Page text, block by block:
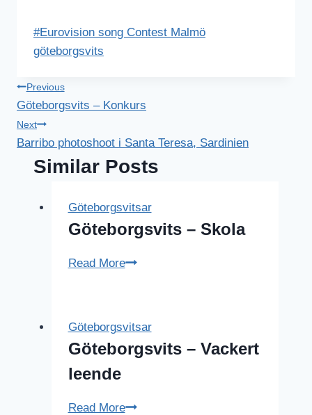
Post
Tags:
#Eurovision song Contest Malmö
göteborgsvits
Inläggsnavigering
Previous
Göteborgsvits – Konkurs
Next
Barribo photoshoot i Santa Teresa, Sardinien
Similar Posts
Göteborgsvitsar
Göteborgsvits – Skola
Read MoreGöteborgsvits
Göteborgsvitsar
Göteborgsvits – Vackert
leende
Read MoreGöteborgsvits